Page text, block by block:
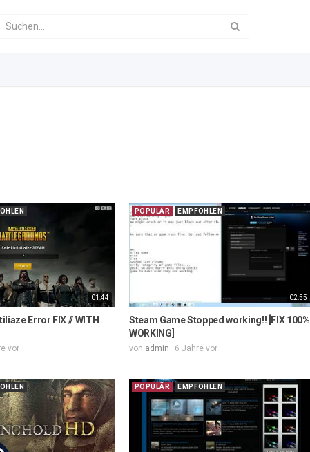
01:44
Error FIX // WITH
vor
02:55
POPULÄR EMPFOHLEN
Steam Game Stopped working!! [FIX 100%
WORKING]
von admin 6 Jahre vor
POPULÄR EMPFOHLEN